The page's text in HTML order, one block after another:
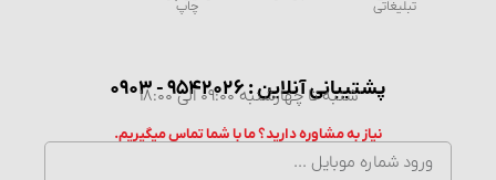
تبلیغاتی چاپ
پشتیبانی آنلاین : 9542026 - 0903
شنبه تا چهارشنبه 09:00 الی 18:00
نیاز به مشاوره دارید؟ ما با شما تماس میگیریم.